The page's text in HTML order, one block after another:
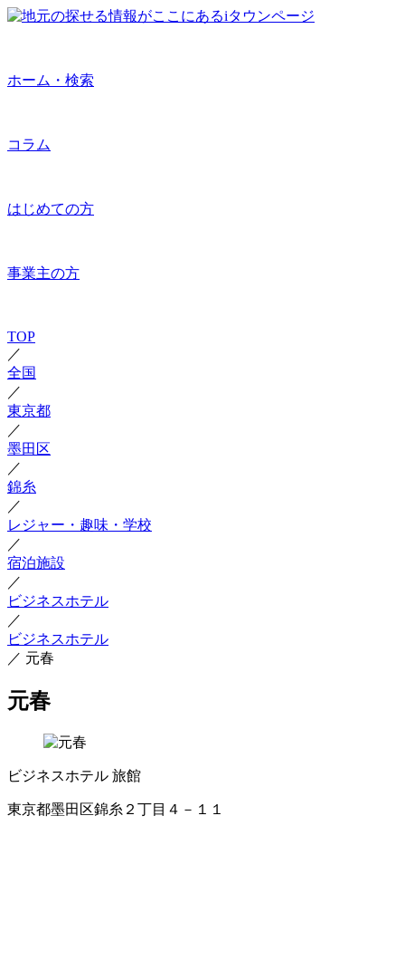
ホーム・検索
コラム
はじめての方
事業主の方
TOP
／
全国
／
東京都
／
墨田区
／
錦糸
／
レジャー・趣味・学校
／
宿泊施設
／
ビジネスホテル
／
ビジネスホテル
／ 元春
元春
ビジネスホテル 旅館
東京都墨田区錦糸２丁目４－１１